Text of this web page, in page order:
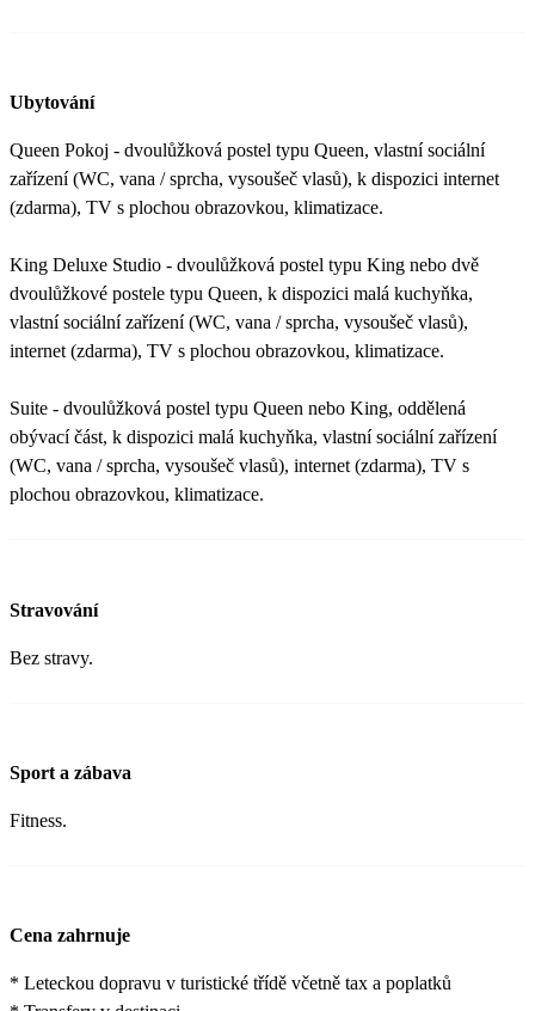
Ubytování
Queen Pokoj - dvoulůžková postel typu Queen, vlastní sociální
zařízení (WC, vana / sprcha, vysoušeč vlasů), k dispozici internet
(zdarma), TV s plochou obrazovkou, klimatizace.
King Deluxe Studio - dvoulůžková postel typu King nebo dvě
dvoulůžkové postele typu Queen, k dispozici malá kuchyňka,
vlastní sociální zařízení (WC, vana / sprcha, vysoušeč vlasů),
internet (zdarma), TV s plochou obrazovkou, klimatizace.
Suite - dvoulůžková postel typu Queen nebo King, oddělená
obývací část, k dispozici malá kuchyňka, vlastní sociální zařízení
(WC, vana / sprcha, vysoušeč vlasů), internet (zdarma), TV s
plochou obrazovkou, klimatizace.
Stravování
Bez stravy.
Sport a zábava
Fitness.
Cena zahrnuje
* Leteckou dopravu v turistické třídě včetně tax a poplatků